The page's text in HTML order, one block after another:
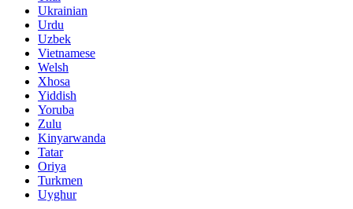
Ukrainian
Urdu
Uzbek
Vietnamese
Welsh
Xhosa
Yiddish
Yoruba
Zulu
Kinyarwanda
Tatar
Oriya
Turkmen
Uyghur